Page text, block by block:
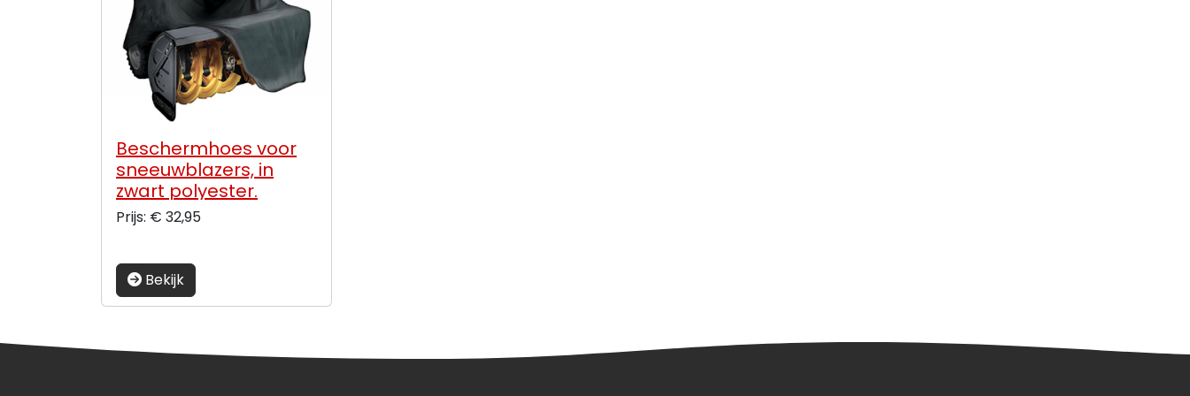
Beschermhoes voor
sneeuwblazers, in
zwart polyester.
Afmetingen: 196 x
123/96 x 114cm
Prijs: € 32,95
Bekijk